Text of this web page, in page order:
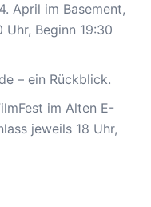
April im Basement,
Uhr, Beginn 19:30
– ein Rückblick.
im Alten E-
jeweils 18 Uhr,